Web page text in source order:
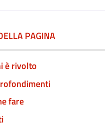
PAGINA
è rivolto
fare